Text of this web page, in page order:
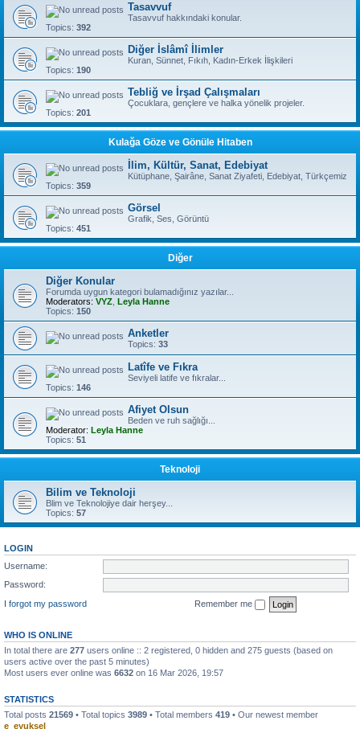
Tasavvuf
Tasavvuf hakkındaki konular.
Topics: 392
Diğer İslâmî İlimler
Kuran, Sünnet, Fıkıh, Kadın-Erkek İlişkileri
Topics: 190
Tebliğ ve İrşad Çalışmaları
Çocuklara, gençlere ve halka yönelik projeler.
Topics: 201
Kulağa Göze ve Gönüle Hitaben
İlim, Kültür, Sanat, Edebiyat
Kütüphane, Şairâne, Sanat Ziyafeti, Edebiyat, Türkçemiz
Topics: 359
Görsel
Grafik, Ses, Görüntü
Topics: 451
Diğer
Diğer Konular
Forumda uygun kategori bulamadığınız yazılar...
Moderators: VYZ Leyla Hanne
Topics: 150
Anketler
Topics: 33
Latîfe ve Fıkra
Seviyeli latife ve fıkralar...
Topics: 146
Afiyet Olsun
Beden ve ruh sağlığı...
Moderator: Leyla Hanne
Topics: 51
Teknoloji
Bilim ve Teknoloji
Blim ve Teknolojiye dair herşey...
Topics: 57
LOGIN
Username:
Password:
I forgot my password
Remember me
WHO IS ONLINE
In total there are 277 users online :: 2 registered, 0 hidden and 275 guests (based on
users active over the past 5 minutes)
Most users ever online was 6632 on 16 Mar 2026, 19:57
STATISTICS
Total posts 21569 • Total topics 3989 • Total members 419 • Our newest member
e_eyuksel